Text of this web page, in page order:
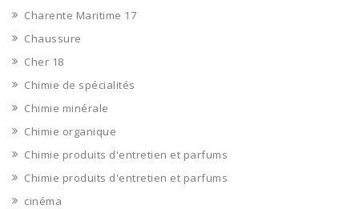
Charente Maritime 17
Chaussure
Cher 18
Chimie de spécialités
Chimie minérale
Chimie organique
Chimie produits d'entretien et parfums
Chimie produits d'entretien et parfums
cinéma